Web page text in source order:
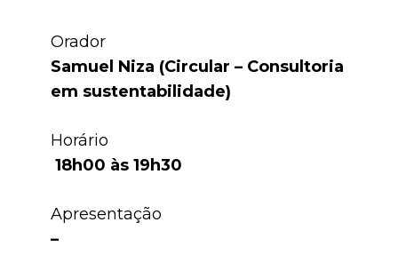
Orador
Samuel Niza (Circular – Consultoria
em sustentabilidade)
Horário
18h00 às 19h30
Apresentação
–